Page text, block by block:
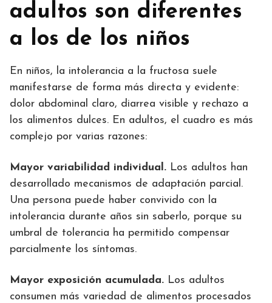
adultos son diferentes
a los de los niños
En niños, la intolerancia a la fructosa suele
manifestarse de forma más directa y evidente:
dolor abdominal claro, diarrea visible y rechazo a
los alimentos dulces. En adultos, el cuadro es más
complejo por varias razones:
Mayor variabilidad individual. Los adultos han
desarrollado mecanismos de adaptación parcial.
Una persona puede haber convivido con la
intolerancia durante años sin saberlo, porque su
umbral de tolerancia ha permitido compensar
parcialmente los síntomas.
Mayor exposición acumulada. Los adultos
consumen más variedad de alimentos procesados